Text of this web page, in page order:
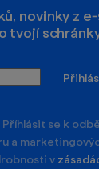
novinky z
tvojí
se k
a
v